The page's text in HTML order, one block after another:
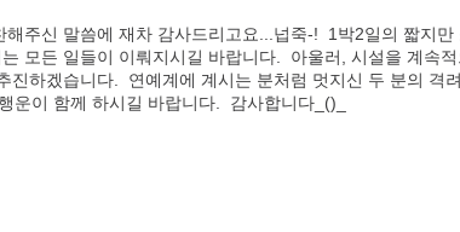
주신 말씀에 재차 감사드리고요...넙죽-! 1박2일의 짧지만
모든 일들이 이뤄지시길 바랍니다. 아울러, 시설을 계속적
진하겠습니다. 연예계에 계시는 분처럼 멋지신 두 분의 격
운이 함께 하시길 바랍니다. 감사합니다_()_